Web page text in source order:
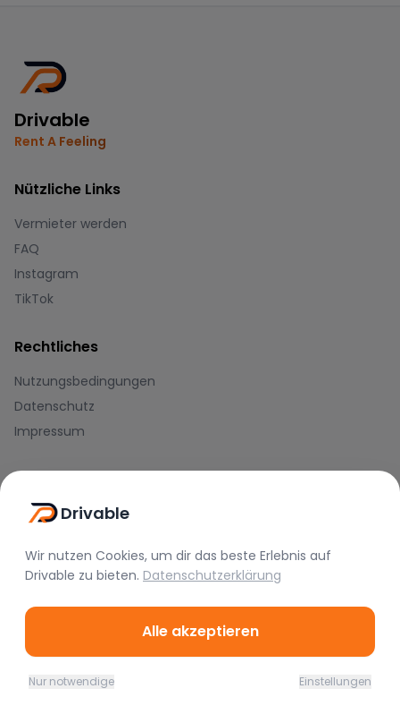
Drivable
Rent A Feeling
Nützliche Links
Vermieter werden
FAQ
Instagram
TikTok
Rechtliches
Nutzungsbedingungen
Datenschutz
Impressum
Blog
Journal
Zahlungsmethoden
Drivable
Wir nutzen Cookies, um dir das beste Erlebnis auf
Drivable zu bieten. Datenschutzerklärung
Alle akzeptieren
Nur notwendige Einstellungen